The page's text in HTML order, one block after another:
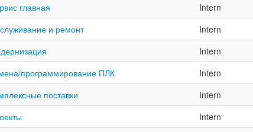
главная
Intern
и ремонт
Intern
Intern
программирование ПЛК
Intern
поставки
Intern
Intern